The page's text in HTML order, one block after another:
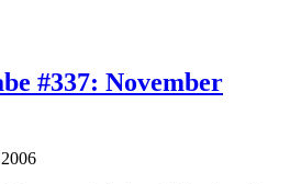
#337: November